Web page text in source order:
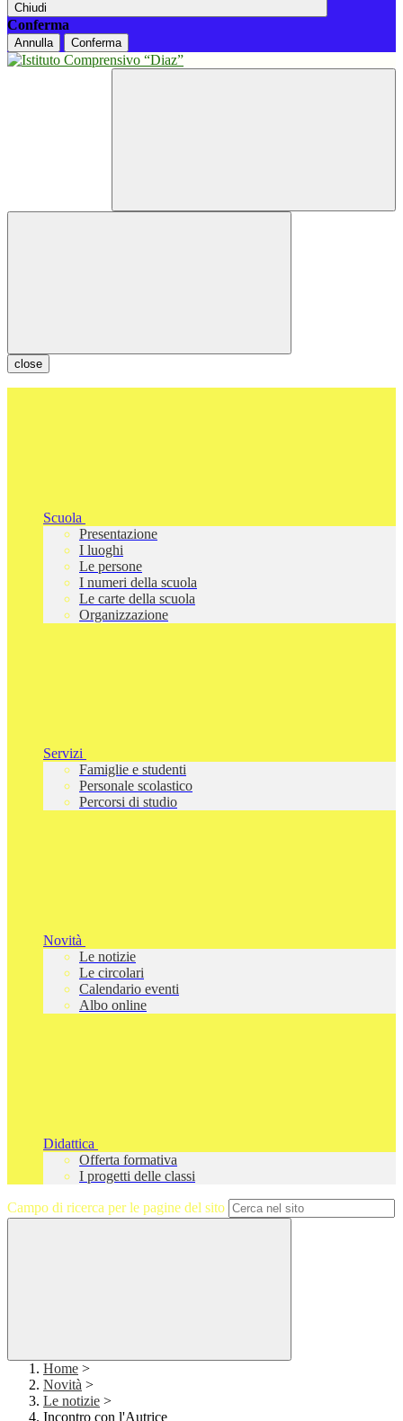
Chiudi
Conferma
Annulla Conferma
close
Scuola
Presentazione
I luoghi
Le persone
I numeri della scuola
Le carte della scuola
Organizzazione
Servizi
Famiglie e studenti
Personale scolastico
Percorsi di studio
Novità
Le notizie
Le circolari
Calendario eventi
Albo online
Didattica
Offerta formativa
I progetti delle classi
Campo di ricerca per le pagine del sito
Home >
Novità >
Le notizie >
Incontro con l'Autrice